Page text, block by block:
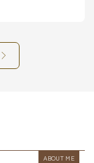
ABOUT ME